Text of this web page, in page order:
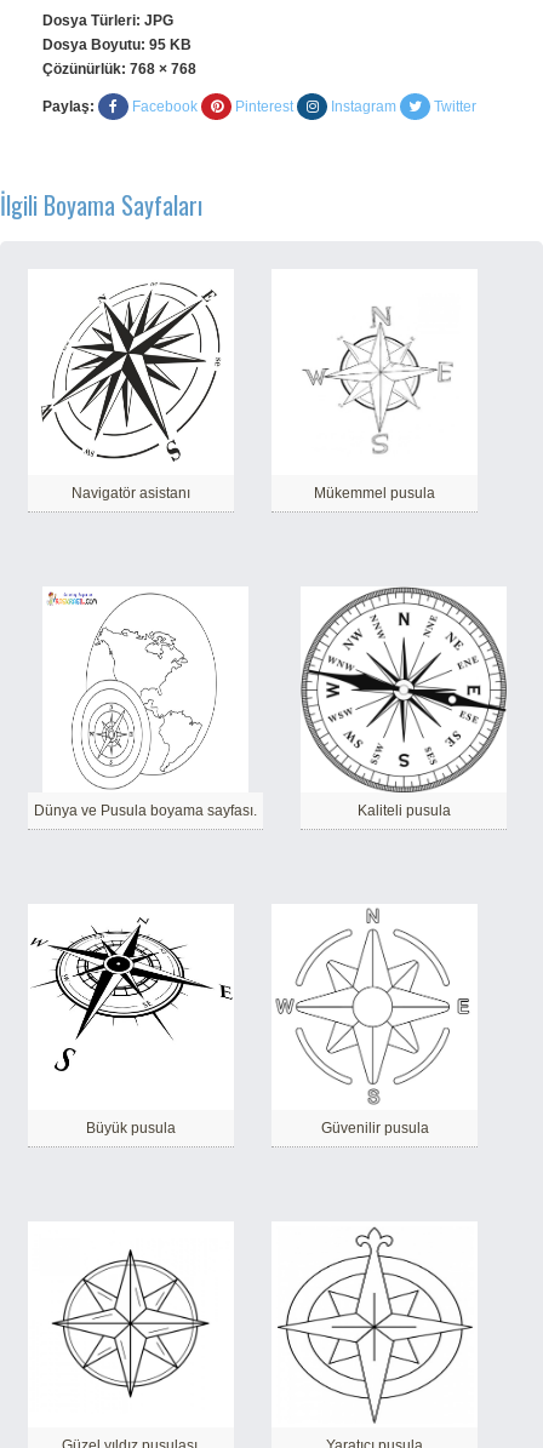
Dosya Türleri: JPG
Dosya Boyutu: 95 KB
Çözünürlük: 768 × 768
Paylaş: Facebook Pinterest Instagram Twitter
İlgili Boyama Sayfaları
Navigatör asistanı Mükemmel pusula
Dünya ve Pusula boyama sayfası. Kaliteli pusula
Büyük pusula Güvenilir pusula